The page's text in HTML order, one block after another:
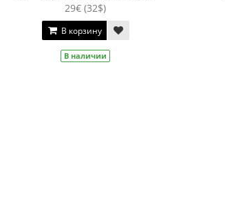
29€ (32$)
В корзину
В наличии